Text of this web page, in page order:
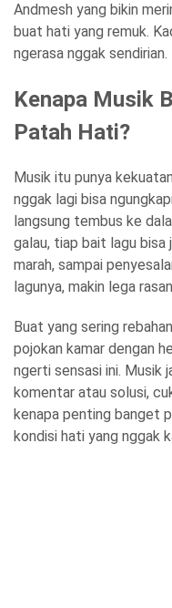
Andmesh yang bikin
buat hati yang remuk.
ngerasa nggak sendirian.
Kenapa Musik
Patah Hati?
Musik itu punya
nggak lagi bisa
langsung tembus ke
galau, tiap bait lagu bisa
marah, sampai
lagunya, makin lega
Buat yang sering
pojokan kamar dengan
ngerti sensasi ini. Musik
komentar atau solusi,
kenapa penting banget
kondisi hati yang nggak